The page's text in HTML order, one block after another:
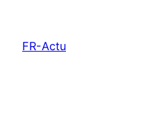
contenu
FR-Actu